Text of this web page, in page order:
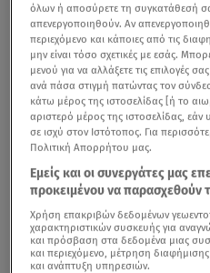
όλων ή αποσύρετε τη συγκατάθεσή
απενεργοποιηθούν. Αν
περιεχόμενο και κάποιες από τις
μην είναι τόσο σχετικές με εσάς.
μενού για να αλλάξετε τις επιλογές
ανά πάσα στιγμή πατώντας τον
κάτω μέρος της ιστοσελίδας [ή το
αριστερό μέρος της ιστοσελίδας, εάν
σε ισχύ στον Ιστότοπος. Για
Πολιτική Απορρήτου μας.
Εμείς και οι συνεργάτες μας
προκειμένου να παρασχεθούν
Χρήση επακριβών δεδομένων
χαρακτηριστικών συσκευής για
και πρόσβαση στα δεδομένα μιας
και περιεχόμενο, μέτρηση
και ανάπτυξη υπηρεσιών.